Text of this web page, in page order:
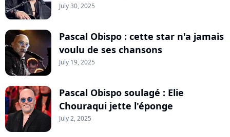
July 30, 2025
Pascal Obispo : cette star n'a jamais
voulu de ses chansons
July 19, 2025
Pascal Obispo soulagé : Elie
Chouraqui jette l'éponge
July 2, 2025